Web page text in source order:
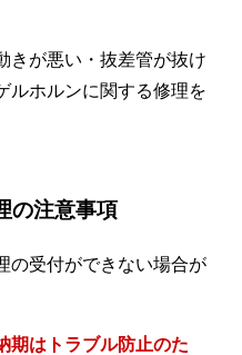
きが悪い・抜差管が抜け
ルホルンに関する修理を
の注意事項
の受付ができない場合が
期はトラブル防止のた